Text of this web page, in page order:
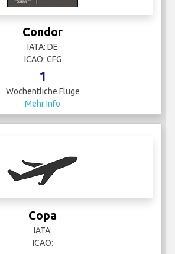
Condor
IATA: DE
ICAO: CFG
1
Wöchentliche Flüge
Mehr Info
Copa
IATA:
ICAO: